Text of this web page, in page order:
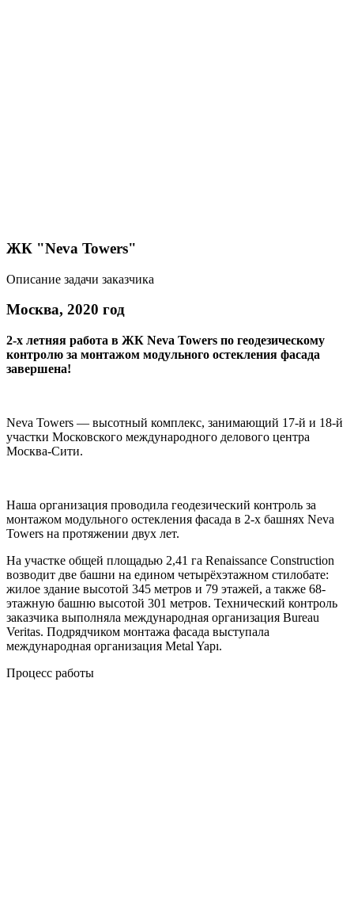
ЖК "Neva Towers"
Описание задачи заказчика
Москва, 2020 год
2-х летняя работа в ЖК Neva Towers по геодезическому
контролю за монтажом модульного остекления фасада
завершена!
Neva Towers — высотный комплекс, занимающий 17-й и 18-й
участки Московского международного делового центра
Москва-Сити.
Наша организация проводила геодезический контроль за
монтажом модульного остекления фасада в 2-х башнях Neva
Towers на протяжении двух лет.
На участке общей площадью 2,41 га Renaissance Construction
возводит две башни на едином четырёхэтажном стилобате:
жилое здание высотой 345 метров и 79 этажей, а также 68-
этажную башню высотой 301 метров. Технический контроль
заказчика выполняла международная организация Bureau
Veritas. Подрядчиком монтажа фасада выступала
международная организация Metal Yapı.
Процесс работы